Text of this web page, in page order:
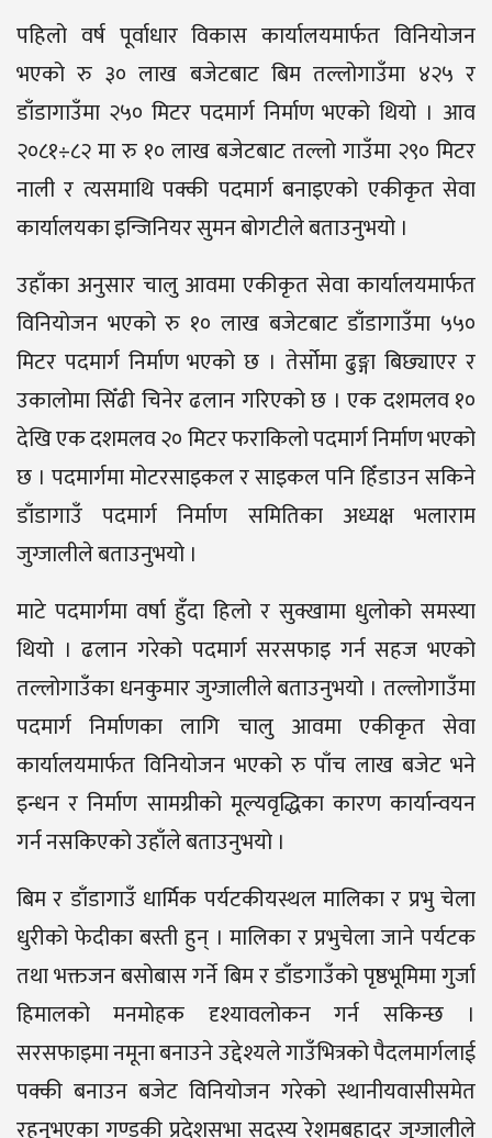
पहिलो वर्ष पूर्वाधार विकास कार्यालयमार्फत विनियोजन
भएको रु ३० लाख बजेटबाट बिम तल्लोगाउँमा ४२५ र
डाँडागाउँमा २५० मिटर पदमार्ग निर्माण भएको थियो । आव
२०८१÷८२ मा रु १० लाख बजेटबाट तल्लो गाउँमा २९० मिटर
नाली र त्यसमाथि पक्की पदमार्ग बनाइएको एकीकृत सेवा
कार्यालयका इन्जिनियर सुमन बोगटीले बताउनुभयो ।
उहाँका अनुसार चालु आवमा एकीकृत सेवा कार्यालयमार्फत
विनियोजन भएको रु १० लाख बजेटबाट डाँडागाउँमा ५५०
मिटर पदमार्ग निर्माण भएको छ । तेर्सोमा ढुङ्गा बिछ्याएर र
उकालोमा सिँढी चिनेर ढलान गरिएको छ । एक दशमलव १०
देखि एक दशमलव २० मिटर फराकिलो पदमार्ग निर्माण भएको
छ । पदमार्गमा मोटरसाइकल र साइकल पनि हिँडाउन सकिने
डाँडागाउँ पदमार्ग निर्माण समितिका अध्यक्ष भलाराम
जुग्जालीले बताउनुभयो ।
माटे पदमार्गमा वर्षा हुँदा हिलो र सुक्खामा धुलोको समस्या
थियो । ढलान गरेको पदमार्ग सरसफाइ गर्न सहज भएको
तल्लोगाउँका धनकुमार जुग्जालीले बताउनुभयो । तल्लोगाउँमा
पदमार्ग निर्माणका लागि चालु आवमा एकीकृत सेवा
कार्यालयमार्फत विनियोजन भएको रु पाँच लाख बजेट भने
इन्धन र निर्माण सामग्रीको मूल्यवृद्धिका कारण कार्यान्वयन
गर्न नसकिएको उहाँले बताउनुभयो ।
बिम र डाँडागाउँ धार्मिक पर्यटकीयस्थल मालिका र प्रभु चेला
धुरीको फेदीका बस्ती हुन् । मालिका र प्रभुचेला जाने पर्यटक
तथा भक्तजन बसोबास गर्ने बिम र डाँडगाउँको पृष्ठभूमिमा गुर्जा
हिमालको मनमोहक दृश्यावलोकन गर्न सकिन्छ ।
सरसफाइमा नमूना बनाउने उद्देश्यले गाउँभित्रको पैदलमार्गलाई
पक्की बनाउन बजेट विनियोजन गरेको स्थानीयवासीसमेत
रहनुभएका गण्डकी प्रदेशसभा सदस्य रेशमबहादुर जुग्जालीले